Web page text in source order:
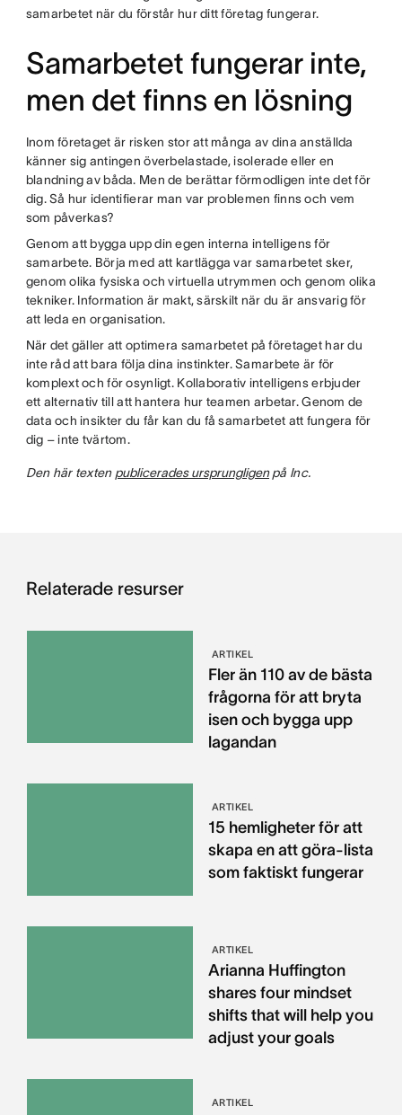
samarbetet när du förstår hur ditt företag fungerar.
Samarbetet fungerar inte,
men det finns en lösning
Inom företaget är risken stor att många av dina anställda
känner sig antingen överbelastade, isolerade eller en
blandning av båda. Men de berättar förmodligen inte det för
dig. Så hur identifierar man var problemen finns och vem
som påverkas?
Genom att bygga upp din egen interna intelligens för
samarbete. Börja med att kartlägga var samarbetet sker,
genom olika fysiska och virtuella utrymmen och genom olika
tekniker. Information är makt, särskilt när du är ansvarig för
att leda en organisation.
När det gäller att optimera samarbetet på företaget har du
inte råd att bara följa dina instinkter. Samarbete är för
komplext och för osynligt. Kollaborativ intelligens erbjuder
ett alternativ till att hantera hur teamen arbetar. Genom de
data och insikter du får kan du få samarbetet att fungera för
dig – inte tvärtom.
Den här texten publicerades ursprungligenpå Inc.
Relaterade resurser
ARTIKEL
Fler än 110 av de bästa
frågorna för att bryta
isen och bygga upp
lagandan
ARTIKEL
15 hemligheter för att
skapa en att göra-lista
som faktiskt fungerar
ARTIKEL
Arianna Huffington
shares four mindset
shifts that will help you
adjust your goals
ARTIKEL